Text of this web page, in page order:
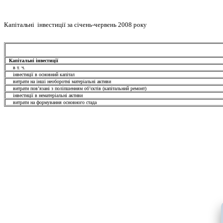
Капітальні інвестиції за січень-червень 2008 року
Капітальні інвестиції
в т. ч
інвестиції в основний капітал
витрати на інші необоротні матеріальні активи
витрати пов’язані з поліпшенням об’єктів (капітальний ремонт)
інвестиції в нематеріальні активи
витрати на формування основного стада